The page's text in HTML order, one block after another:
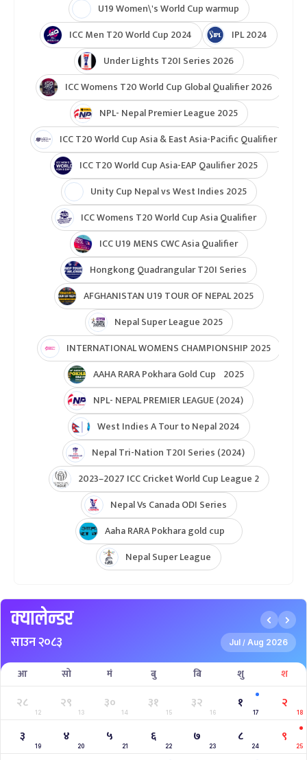
U19 Women\'s World Cup warmup
ICC Men T20 World Cup 2024
IPL 2024
Under Lights T20I Series 2026
ICC Womens T20 World Cup Global Qualifier 2026
NPL- Nepal Premier League 2025
ICC T20 World Cup Asia & East Asia-Pacific Qualifier
ICC T20 World Cup Asia-EAP Qaulifier 2025
Unity Cup Nepal vs West Indies 2025
ICC Womens T20 World Cup Asia Qualifier
ICC U19 MENS CWC Asia Qualifier
Hongkong Quadrangular T20I Series
AFGHANISTAN U19 TOUR OF NEPAL 2025
Nepal Super League 2025
INTERNATIONAL WOMENS CHAMPIONSHIP 2025
AAHA RARA Pokhara Gold Cup 2025
NPL- NEPAL PREMIER LEAGUE (2024)
West Indies A Tour to Nepal 2024
Nepal Tri-Nation T20I Series (2024)
2023–2027 ICC Cricket World Cup League 2
Nepal Vs Canada ODI Series
Aaha RARA Pokhara gold cup
Nepal Super League
क्यालेन्डर
साउन २०८३ Jul / Aug 2026
आ सो मं बु बि शु श
२८
12
२९
13
३०
14
३१
15
३२
16
१
17
२
18
३
19
४
20
५
21
६
22
७
23
८
24
९
25